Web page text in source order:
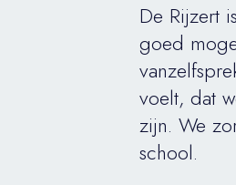
De Rijzert
goed
voelt, dat
zijn. We
school.